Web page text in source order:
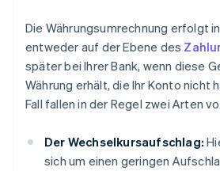
Die Währungsumrechnung erfolgt
entweder auf der Ebene des
später bei Ihrer Bank, wenn diese
Währung erhält, die Ihr Konto nicht
Fall fallen in der Regel zwei Arten
Der Wechselkursaufschlag:
sich um einen geringen